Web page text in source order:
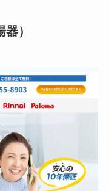
）